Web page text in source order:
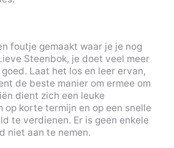
foutje gemaakt waar je je nog
Steenbok, je doet veel meer
Laat het los en leer ervan,
de beste manier om ermee om
dient zich een leuke
op korte termijn en op een snelle
te verdienen. Er is geen enkele
niet aan te nemen.